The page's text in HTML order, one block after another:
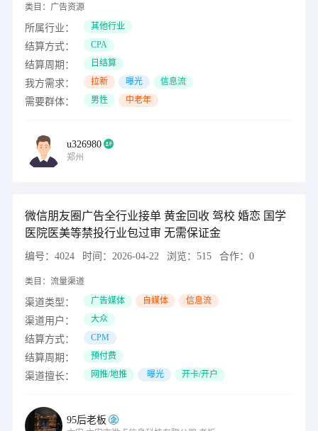
类目： 广告资源
所属行业： 其他行业
结算方式： CPA
结算周期： 日结算
我方需求： 拉新 曝光 信息流
需要群体： 男性 中老年
u326980
郑州
微信朋友圈广告全行业接单 黄金回收 驾校 婚恋 国学
医院医美等禁投行业包过审 无需保证金
编号： 4024 时间： 2026-04-22 浏览： 515 合作： 0
类目： 流量渠道
渠道类型： 广告媒体 自媒体 信息流
渠道用户： 大众
结算方式： CPM
结算周期： 预付费
渠道擅长： 网推/地推 曝光 开卡/开户
95后老板